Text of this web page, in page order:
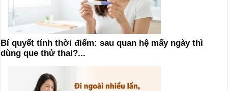
Bí quyết tính thời điểm: sau quan hệ mấy ngày thì
dùng que thử thai?...